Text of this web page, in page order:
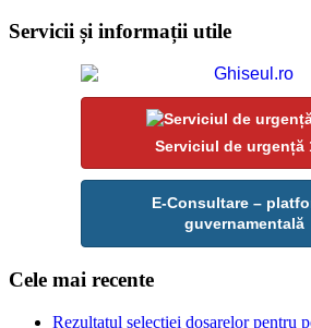
Servicii și informații utile
Serviciul de urgență
E-Consultare –
guvernamentală
Cele mai recente
Rezultatul selecției dosarelor pentru